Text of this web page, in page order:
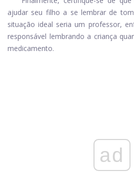
ajudar seu filho a se lembrar de
situação ideal seria um professor,
responsável lembrando a criança
medicamento.
ad